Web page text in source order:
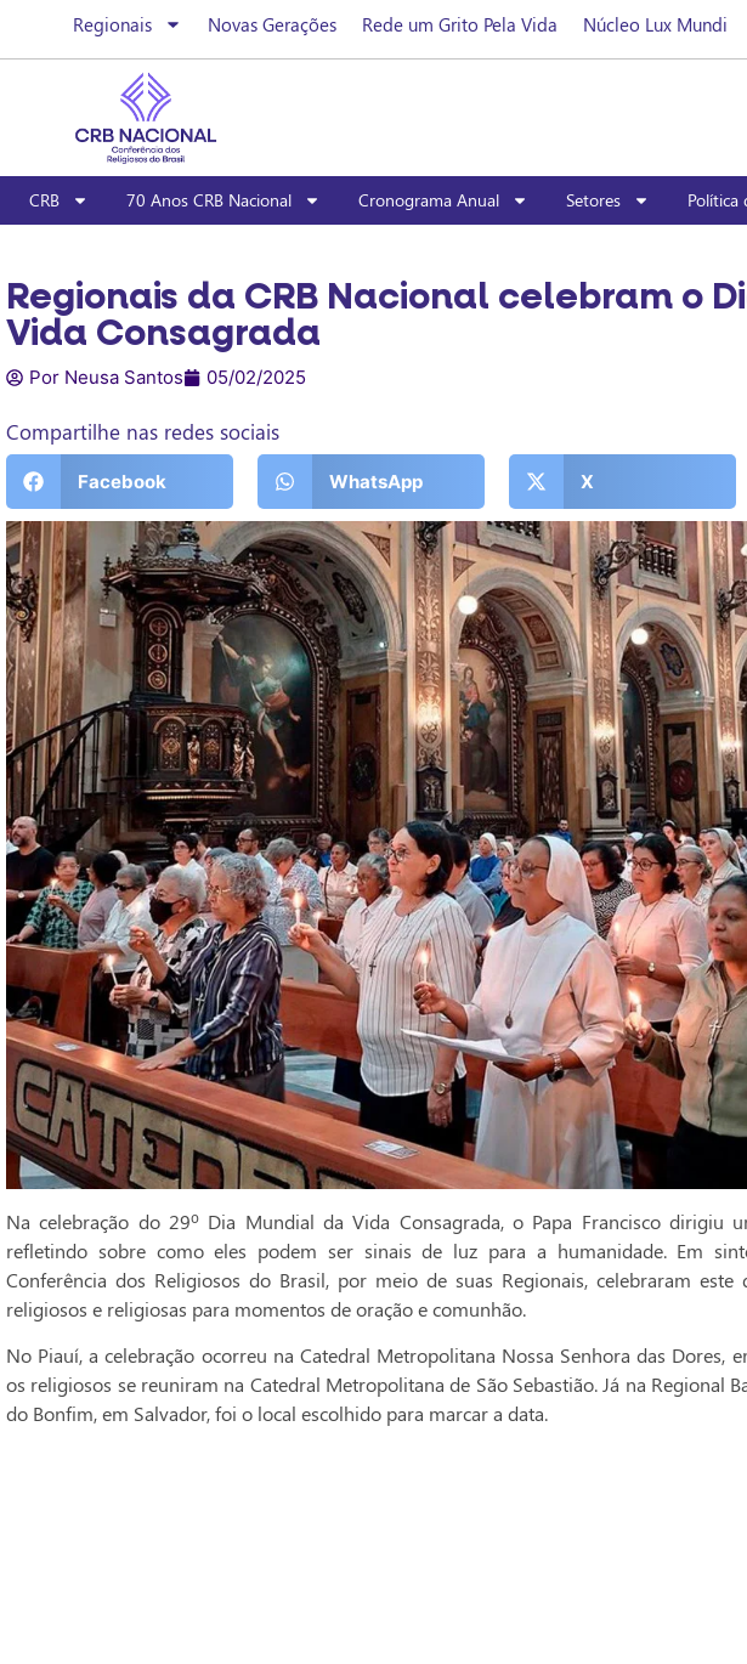
Regionais Novas Gerações Rede um Grito Pela Vida Núcleo Lux Mundi
CRB 70 Anos CRB Nacional Cronograma Anual Setores Política
Regionais da CRB Nacional celebram o
Vida Consagrada
Por Neusa Santos 05/02/2025
Compartilhe nas redes sociais
Facebook WhatsApp X
Na celebração do 29º Dia Mundial da Vida Consagrada, o Papa Francisco dirigiu
refletindo sobre como eles podem ser sinais de luz para a humanidade. Em
Conferência dos Religiosos do Brasil, por meio de suas Regionais, celebraram
religiosos e religiosas para momentos de oração e comunhão.
No Piauí, a celebração ocorreu na Catedral Metropolitana Nossa Senhora das Dores,
os religiosos se reuniram na Catedral Metropolitana de São Sebastião. Já na Regional
do Bonfim, em Salvador, foi o local escolhido para marcar a data.